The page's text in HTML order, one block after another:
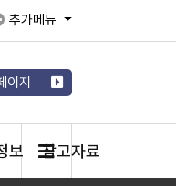
추가메뉴
이지
보 참고자료